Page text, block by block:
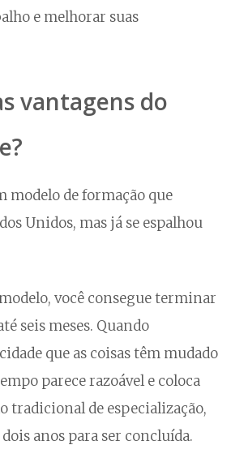
e melhorar suas
vantagens do
modelo de formação que
Unidos, mas já se espalhou
você consegue terminar
seis meses. Quando
que as coisas têm mudado
parece razoável e coloca
tradicional de especialização,
anos para ser concluída.